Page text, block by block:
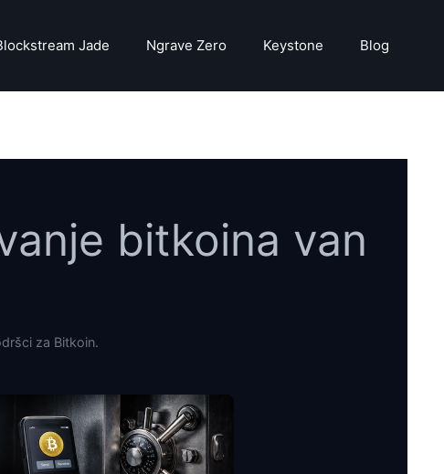
Jade Ngrave Zero Keystone Blog
bitkoina van
za Bitkoin.